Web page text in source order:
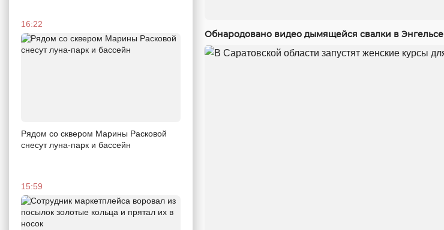
16:22
Рядом со сквером Марины Расковой
снесут луна-парк и бассейн
15:59
Обнародовано видео дымящейся свалки в Энгельсе